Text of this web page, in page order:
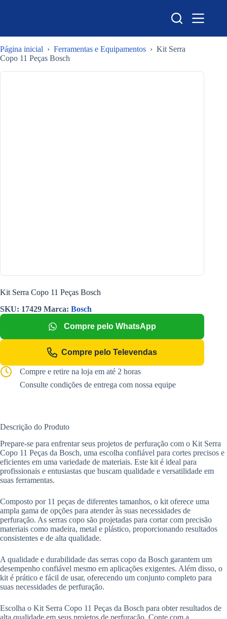
Página inicial › Ferramentas e Equipamentos › Kit Serra
Copo 11 Peças Bosch
Kit Serra Copo 11 Peças Bosch
SKU: 17429 Marca: Bosch
Compre pelo WhatsApp
Compre pelo Televendas
Compre e retire na loja em até 2 horas
Consulte condições de entrega com nossa equipe
Descrição do Produto
Prepare-se para enfrentar seus projetos de perfuração com o Kit Serra
Copo 11 Peças da Bosch, uma escolha confiável para cortes precisos e
eficientes em uma variedade de materiais. Este kit é ideal para
profissionais e entusiastas que buscam qualidade e versatilidade em
suas ferramentas.
Composto por 11 peças de diferentes tamanhos, o kit oferece uma
ampla gama de opções para atender às suas necessidades de
perfuração. As serras copo são projetadas para cortar com precisão
materiais como madeira, metal e plástico, proporcionando resultados
consistentes e de alta qualidade.
A qualidade e durabilidade das serras copo da Bosch garantem um
desempenho confiável mesmo em aplicações exigentes. Além disso, o
kit é prático e fácil de usar, oferecendo um conjunto completo para
suas necessidades de perfuração.
Escolha o Kit Serra Copo 11 Peças da Bosch para obter resultados de
alta qualidade em seus projetos de perfuração. Conte com a